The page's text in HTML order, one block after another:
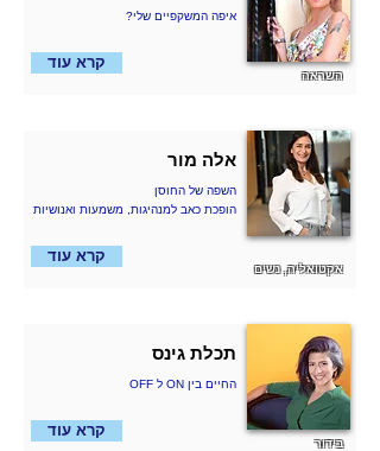
קרא עוד
השראה
?איפה המשקפיים שלי
קרא עוד
אקטואליה, נשים
אלה מור
השפה של החוסן
הופכת כאב למנהיגות, משמעות ואנושיות
קרא עוד
בידור
תכלת גינס
OFF ל ON החיים בין